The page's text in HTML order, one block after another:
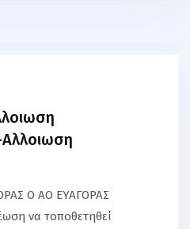
Ο ΑΟ ΕΥΑΓΟΡΑΣ
να τοποθετηθεί